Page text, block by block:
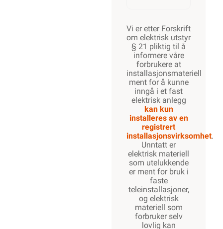
Vi er etter Forskrift
om elektrisk utstyr
§ 21 pliktig til å
informere våre
forbrukere at
installasjonsmateriell
ment for å kunne
inngå i et fast
elektrisk anlegg
kan kun
installeres av en
registrert
installasjonsvirksomhet.
Unntatt er
elektrisk materiell
som utelukkende
er ment for bruk i
faste
teleinstallasjoner,
og elektrisk
materiell som
forbruker selv
lovlig kan